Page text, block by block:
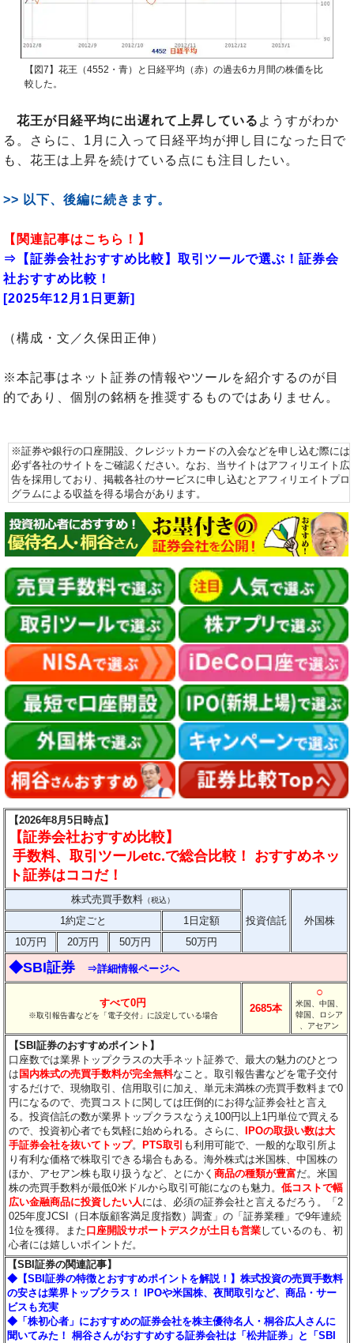
【図7】花王（4552・青）と日経平均（赤）の過去6カ月間の株価を比
較した。
花王が日経平均に出遅れて上昇している ようすがわか
る。さらに、1月に入って日経平均が押し目になった日で
も、花王は上昇を続けている点にも注目したい。
>> 以下、後編に続きます。
【関連記事はこちら！】
⇒【証券会社おすすめ比較】取引ツールで選ぶ！証券会
社おすすめ比較！
[2025年12月1日更新]
（構成・文／久保田正伸）
※本記事はネット証券の情報やツールを紹介するのが目
的であり、個別の銘柄を推奨するものではありません。
※証券や銀行の口座開設、クレジットカードの入会などを申し込む際には
必ず各社のサイトをご確認ください。なお、当サイトはアフィリエイト広
告を採用しており、掲載各社のサービスに申し込むとアフィリエイトプロ
グラムによる収益を得る場合があります。
【2026年8月5日時点】
【証券会社おすすめ比較】
手数料、取引ツールetc.で総合比較！ おすすめネッ
ト証券はココだ！
株式売買手数料 （税込）
投資信託 外国株
1約定ごと
1日定額
10万円
20万円 50万円 50万円
◆SBI証券 ⇒詳細情報ページへ
すべて0円
※取引報告書などを「電子交付」に設定している場合
2685本
○
米国、中国、
韓国、ロシア
、アセアン
【SBI証券のおすすめポイント】
口座数では業界トップクラスの大手ネット証券で、最大の魅力のひとつ
は 国内株式の売買手数料が完全無料なこと。取引報告書などを電子交付
するだけで、現物取引、信用取引に加え、単元未満株の売買手数料まで0
円になるので、売買コストに関しては圧倒的にお得な証券会社と言え
る。投資信託の数が業界トップクラスなうえ100円以上1円単位で買える
ので、投資初心者でも気軽に始められる。さらに、
IPOの取扱い数は大
手証券会社を抜いてトップ。 PTS取引 も利用可能で、一般的な取引所よ
り有利な価格で株取引できる場合もある。海外株式は米国株、中国株の
ほか、アセアン株も取り扱うなど、とにかく商品の種類が豊富だ。米国
株の売買手数料が最低0米ドルから取引可能になのも魅力。低コストで幅
広い金融商品に投資したい人には、必須の証券会社と言えるだろう。「2
025年度JCSI（日本版顧客満足度指数）調査」の「証券業種」で9年連続
1位を獲得。また口座開設サポートデスクが土日も営業しているのも、初
心者には嬉しいポイントだ。
【SBI証券の関連記事】
◆【SBI証券の特徴とおすすめポイントを解説！】株式投資の売買手数料
の安さは業界トップクラス！ IPOや米国株、夜間取引など、商品・サー
ビスも充実
◆「株初心者」におすすめの証券会社を株主優待名人・桐谷広人さんに
聞いてみた！ 桐谷さんがおすすめする証券会社は「松井証券」と「SBI